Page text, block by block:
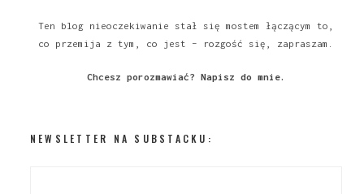
Ten blog nieoczekiwanie stał się mostem łączącym to,
co przemija z tym, co jest – rozgość się, zapraszam.
Chcesz porozmawiać? Napisz do mnie.
NEWSLETTER NA SUBSTACKU: